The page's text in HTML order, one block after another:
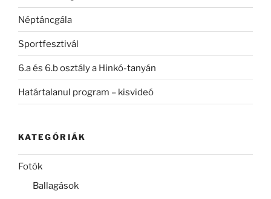
Néptáncgála
Sportfesztivál
6.a és 6.b osztály a Hinkó-tanyán
Határtalanul program – kisvideó
KATEGÓRIÁK
Fotók
Ballagások